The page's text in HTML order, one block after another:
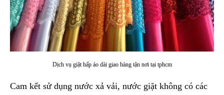
Dịch vụ giặt hấp áo dài giao hàng tận nơi tại tphcm
Cam kết sử dụng nước xả vải, nước giặt không có các